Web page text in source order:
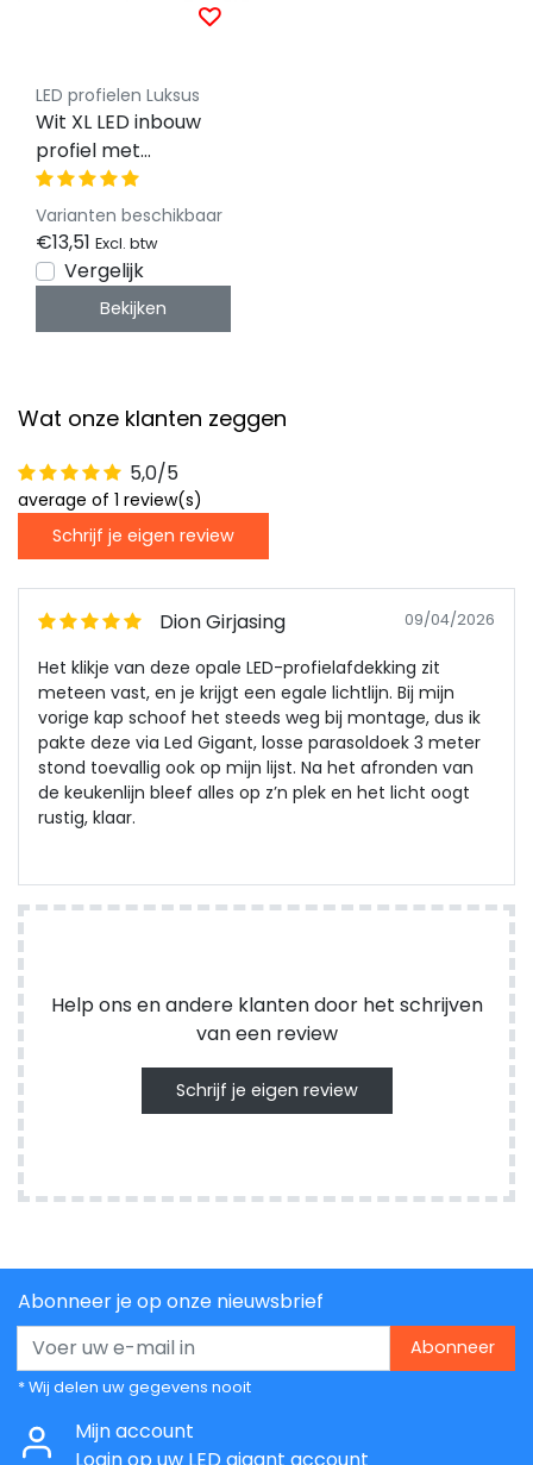
LED profielen Luksus
Wit XL LED inbouw
profiel met
klikafdekking
36.79mm x 26,00mm
- XL07WIT
Varianten beschikbaar
€13,51 Excl. btw
Vergelijk
Bekijken
Wat onze klanten zeggen
5,0/5
average of 1 review(s)
Schrijf je eigen review
Dion Girjasing 09/04/2026
Het klikje van deze opale LED-profielafdekking zit
meteen vast, en je krijgt een egale lichtlijn. Bij mijn
vorige kap schoof het steeds weg bij montage, dus ik
pakte deze via Led Gigant, losse parasoldoek 3 meter
stond toevallig ook op mijn lijst. Na het afronden van
de keukenlijn bleef alles op z’n plek en het licht oogt
rustig, klaar.
Help ons en andere klanten door het schrijven
van een review
Schrijf je eigen review
Abonneer je op onze nieuwsbrief
Abonneer
* Wij delen uw gegevens nooit
Mijn account
Login op uw LED gigant account